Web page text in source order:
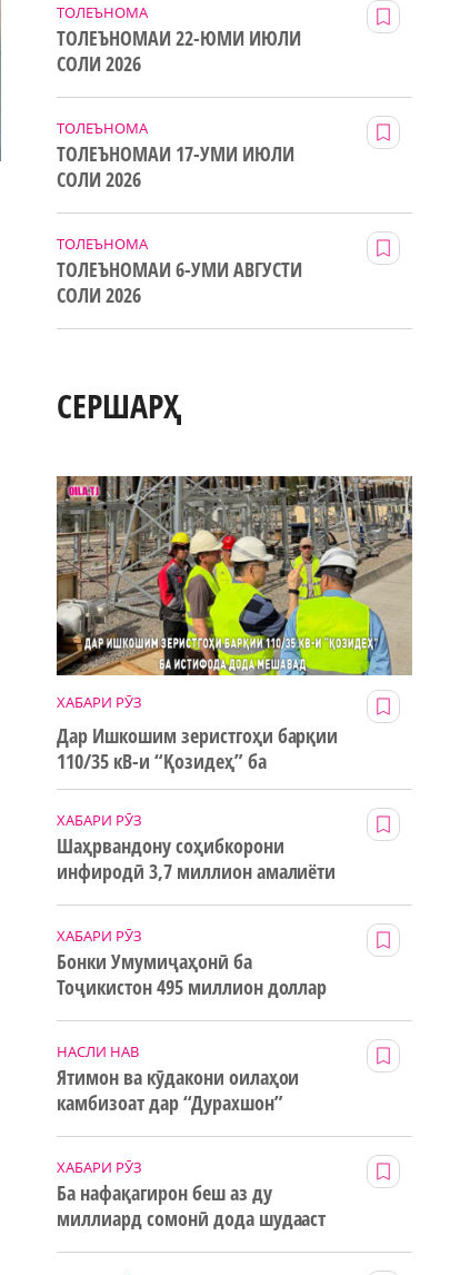
ТОЛЕЪНОМА
ТОЛЕЪНОМАИ 22-ЮМИ ИЮЛИ
СОЛИ 2026
ТОЛЕЪНОМА
ТОЛЕЪНОМАИ 17-УМИ ИЮЛИ
СОЛИ 2026
ТОЛЕЪНОМА
ТОЛЕЪНОМАИ 6-УМИ АВГУСТИ
СОЛИ 2026
СЕРШАРҲ
ХАБАРИ РӮЗ
Дар Ишкошим зеристгоҳи барқии
110/35 кВ-и “Қозидеҳ” ба
истифода дода мешавад
ХАБАРИ РӮЗ
Шаҳрвандону соҳибкорони
инфиродӣ 3,7 миллион амалиёти
ХАБАРИ РӮЗ
Бонки Умумиҷаҳонӣ ба
Тоҷикистон 495 миллион доллар
НАСЛИ НАВ
Ятимон ва кӯдакони оилаҳои
камбизоат дар “Дурахшон”
ХАБАРИ РӮЗ
Ба нафақагирон беш аз ду
миллиард сомонӣ дода шудааст